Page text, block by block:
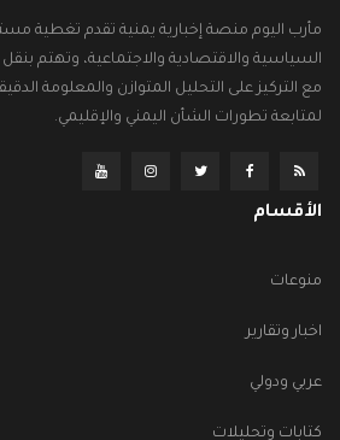
مأرب اليوم منصة إخبارية يمنية تقدم تغطية
السياسية والاقتصادية والاجتماعية، وتهتم
مع التركيز على التحليل المتوازن والمعلومة
لمتابعة تطورات الشأن اليمني والإقليمي.
الأقسام
منوعات
اخبار وتقارير
عربي ودولي
كتابات وتحليلات